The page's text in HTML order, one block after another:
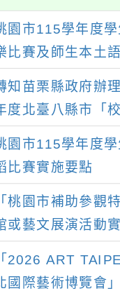
園市115學年度學
比賽及師生本土
知苗栗縣政府辦
度北臺八縣市「
音徵選活動-情緒
員」簡章及活動海
學生踴躍報名參
園市115學年度學
比賽實施要點
「桃園市補助參觀
或藝文展演活動
「2026 ART
國際藝術博覽會